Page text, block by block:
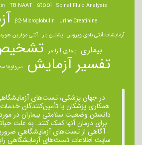
Spinal Fluid Analysis
stool
TB NAAT
Urine Creatinine
β2-Microglobulin
آزمایشات آنتی بادی ویروس اپشتین بار آنتی مولرین
بیماری بیماری آلزایمر
تفسیر آزمایش
در جهان پزشکی، تست‌های
همکاری پزشکان یا تأمین‌کنندگان
دانستن وضعیت سلامتی بیماران در
برای درمان ‌آنها کمک کنند. به علت
آگاهی از تست‌های آزمایشگاهی
سایت اطلاعات تست‌های آزمایشگاهی